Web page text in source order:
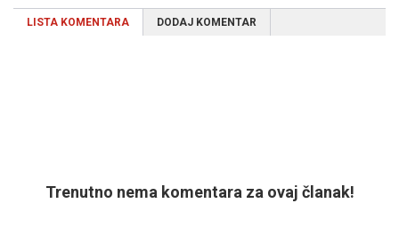
LISTA KOMENTARA DODAJ KOMENTAR
Trenutno nema komentara za ovaj članak!